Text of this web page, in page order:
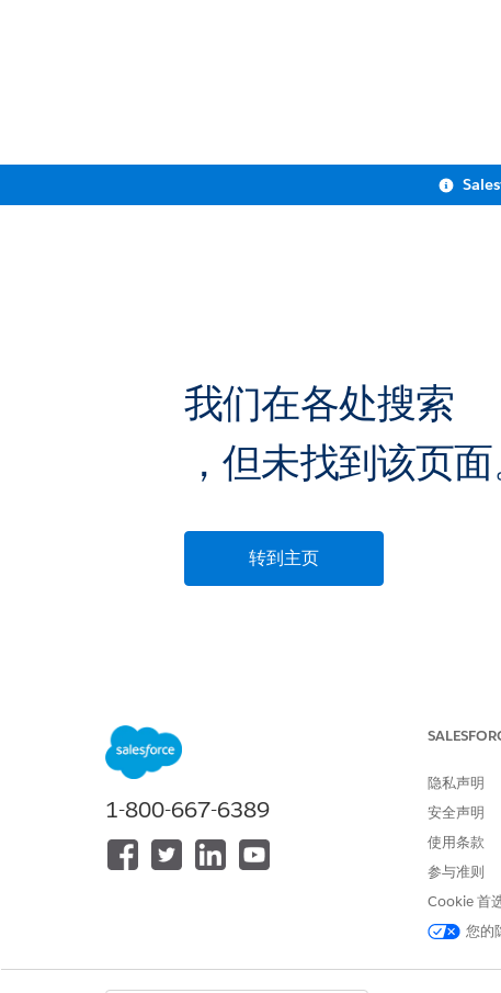
我们在各处搜索
，但未找到该页面
转到主页
1-800-667-6389
隐私声明
安全声明
使用条款
参与准则
Cookie 首
您的